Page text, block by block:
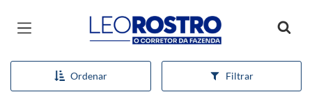
Página inicial
Ordenar Filtrar